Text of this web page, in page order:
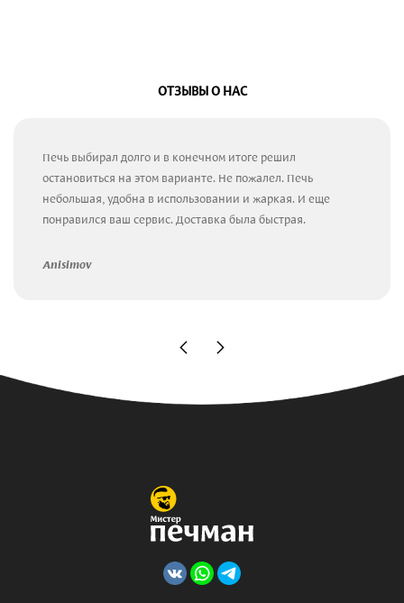
ОТЗЫВЫ О НАС
Печь выбирал долго и в конечном итоге решил
остановиться на этом варианте. Не пожалел. Печь
небольшая, удобна в использовании и жаркая. И еще
понравился ваш сервис. Доставка была быстрая.
Anisimov